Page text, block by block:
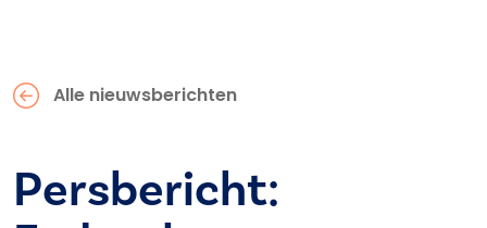
Alle nieuwsberichten
Persbericht: